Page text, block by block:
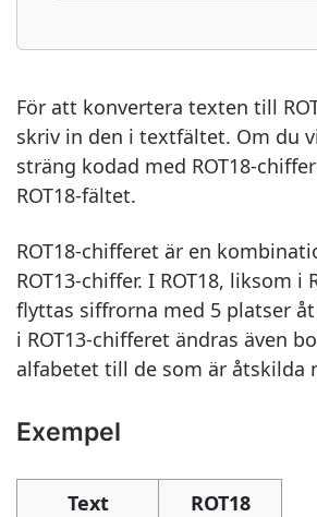
För att konvertera texten till
skriv in den i textfältet. Om du
sträng kodad med ROT18-
ROT18-fältet.
ROT18-chifferet är en
ROT13-chiffer. I ROT18, liksom i
flyttas siffrorna med 5 platser
i ROT13-chifferet ändras även
alfabetet till de som är åtskilda
Exempel
Text
ROT18